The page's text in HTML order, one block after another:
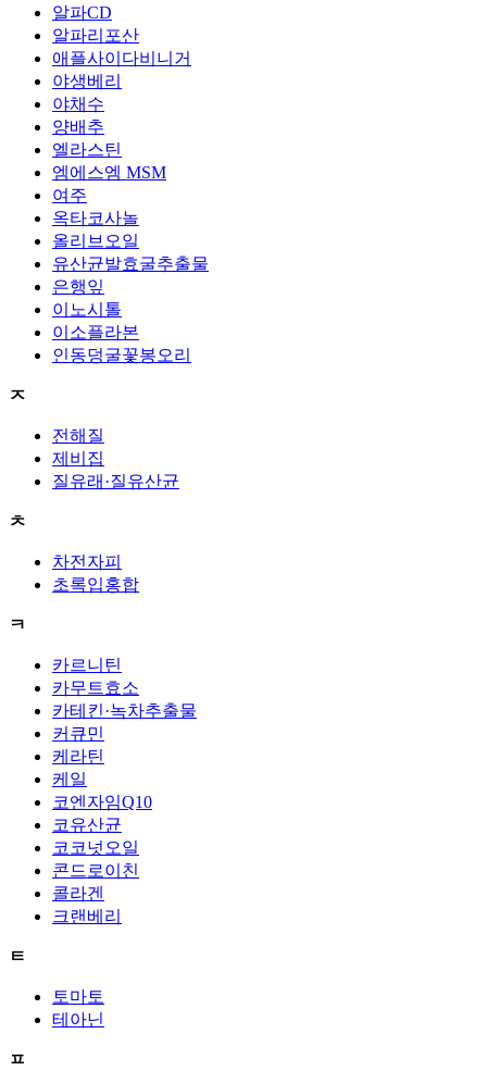
알파CD
알파리포산
애플사이다비니거
야생베리
야채수
양배추
엘라스틴
엠에스엠 MSM
여주
옥타코사놀
올리브오일
유산균발효굴추출물
은행잎
이노시톨
이소플라본
인동덩굴꽃봉오리
ㅈ
전해질
제비집
질유래·질유산균
ㅊ
차전자피
초록입홍합
ㅋ
카르니틴
카무트효소
카테킨·녹차추출물
커큐민
케라틴
케일
코엔자임Q10
코유산균
코코넛오일
콘드로이친
콜라겐
크랜베리
ㅌ
토마토
테아닌
ㅍ